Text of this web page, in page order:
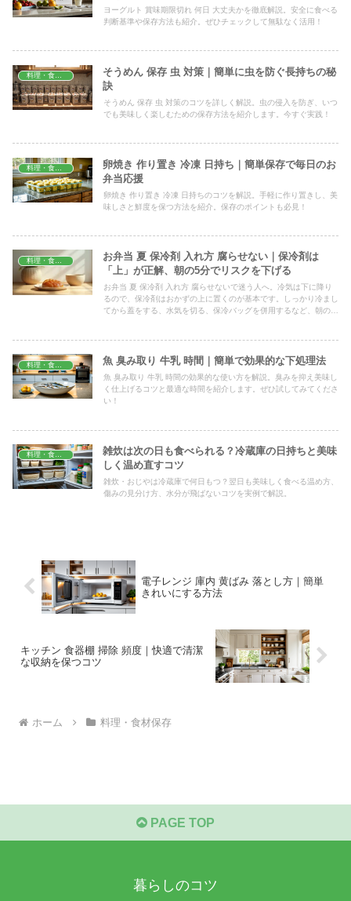
ヨーグルト 賞味期限切れ 何日 大丈夫かを徹底解説。安全に食べる
判断基準や保存方法も紹介。ぜひチェックして無駄なく活用！
そうめん 保存 虫 対策｜簡単に虫を防ぐ長持ちの秘
訣
そうめん 保存 虫 対策のコツを詳しく解説。虫の侵入を防ぎ、いつ
でも美味しく楽しむための保存方法を紹介します。今すぐ実践！
卵焼き 作り置き 冷凍 日持ち｜簡単保存で毎日のお
弁当応援
卵焼き 作り置き 冷凍 日持ちのコツを解説。手軽に作り置きし、美
味しさと鮮度を保つ方法を紹介。保存のポイントも必見！
お弁当 夏 保冷剤 入れ方 腐らせない｜保冷剤は
「上」が正解、朝の5分でリスクを下げる
お弁当 夏 保冷剤 入れ方 腐らせないで迷う人へ。冷気は下に降り
るので、保冷剤はおかずの上に置くのが基本です。しっかり冷まし
てから蓋をする、水気を切る、保冷バッグを併用するなど、朝の支
魚 臭み取り 牛乳 時間｜簡単で効果的な下処理法
魚 臭み取り 牛乳 時間の効果的な使い方を解説。臭みを抑え美味し
く仕上げるコツと最適な時間を紹介します。ぜひ試してみてくださ
い！
料理・食材保存
雑炊は次の日も食べられる？冷蔵庫の日持ちと美味
しく温め直すコツ
雑炊・おじやは冷蔵庫で何日もつ？翌日も美味しく食べる温め方、
傷みの見分け方、水分が飛ばないコツを実例で解説。
電子レンジ 庫内 黄ばみ 落とし方｜簡単
きれいにする方法
キッチン 食器棚 掃除 頻度｜快適で清潔
な収納を保つコツ
ホーム 料理・食材保存
PAGE TOP
暮らしのコツ